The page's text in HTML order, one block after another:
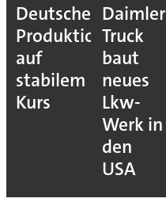
Deutsche
Produktion
auf
stabilem
Kurs
Daimler
Truck
baut
neues
Lkw-
Werk in
den
USA